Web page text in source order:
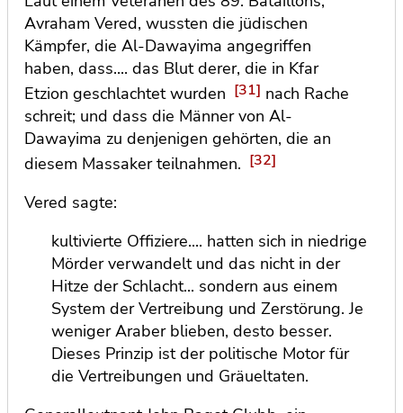
Avraham Vered, wussten die jüdischen
Kämpfer, die Al-Dawayima angegriffen
haben, dass.... das Blut derer, die in Kfar
Etzion geschlachtet wurden [31] nach Rache
schreit; und dass die Männer von Al-
Dawayima zu denjenigen gehörten, die an
diesem Massaker teilnahmen. [32]
Vered sagte:
kultivierte Offiziere.... hatten sich in niedrige
Mörder verwandelt und das nicht in der
Hitze der Schlacht... sondern aus einem
System der Vertreibung und Zerstörung. Je
weniger Araber blieben, desto besser.
Dieses Prinzip ist der politische Motor für
die Vertreibungen und Gräueltaten.